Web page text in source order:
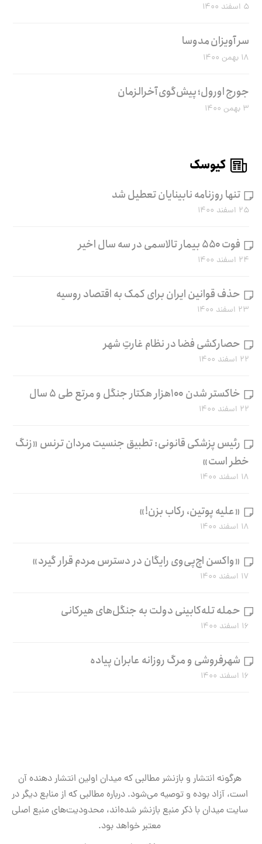
۵ اسفند ۱۴۰۰
سر آویزان مدوسا
۱۸ بهمن ۱۴۰۰
جورج اورول؛ پیش‌گوی آخرالزمان
۳ بهمن ۱۴۰۰
کیوسک
تنها روزنامه نابینایان تعطیل شد
۲۵ اسفند ۱۴۰۰
فوت ۵۵۰ بیمار تالاسمی در سه سال اخیر
۲۴ اسفند ۱۴۰۰
حذف قوانین ایران برای کمک به اقتصاد روسیه
۲۳ اسفند ۱۴۰۰
حصارکشی فضا در نظام غارتِ شهر
۲۲ اسفند ۱۴۰۰
خاکستر شدن ۱۰۰هزار هکتار جنگل و مرتع طی ۵ سال
۲۲ اسفند ۱۴۰۰
رئیس پزشکی قانونی: تطبیق جنسیت مردان ترنس «زنگ
خطر است»
۱۸ اسفند ۱۴۰۰
«علیه پوتین، رکاب بزن!»
۱۸ اسفند ۱۴۰۰
«واکسن اچ‌پی‌وی رایگان در دسترس مردم قرار گیرد»
۱۷ اسفند ۱۴۰۰
حمله تله‌کابینی دولت به جنگل‌های هیرکانی
۱۶ اسفند ۱۴۰۰
شهرفروشی و مرگ روزانه عابران پیاده
۱۶ اسفند ۱۴۰۰
هرگونه انتشار و بازنشر مطالبی که میدان اولین انتشار دهنده آن
است، آزاد بوده و توصیه می‌شود. درباره مطالبی که از منابع دیگر در
سایت میدان با ذکر منبع بازنشر شده‌اند، محدودیت‌های منبع اصلی
معتبر خواهد بود.